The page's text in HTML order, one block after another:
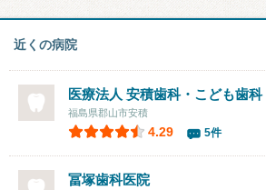
近くの病院
医療法人 安積歯科・こども歯科
福島県郡山市安積
4.29 5件
冨塚歯科医院